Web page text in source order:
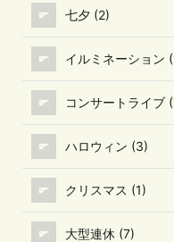
七夕 (2)
イルミネーション
コンサートライブ
ハロウィン (3)
クリスマス (1)
大型連休 (7)